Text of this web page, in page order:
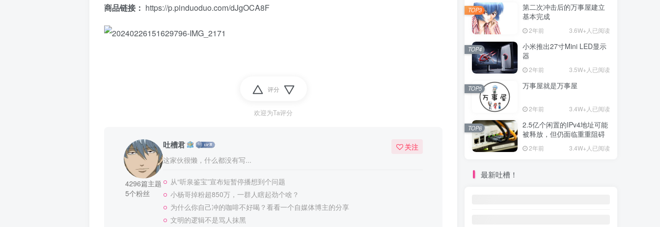
商品链接： https://p.pinduoduo.com/dJgOCA8F
评分
欢迎为Ta评分
4296篇主题
5个粉丝
吐槽君
这家伙很懒，什么都没有写...
关注
从“听泉鉴宝”宣布短暂停播想到个问题
小杨哥掉粉超850万，一群人瞎起劲个啥？
为什么你自己冲的咖啡不好喝？看看一个自媒体博主的分享
文明的逻辑不是骂人抹黑
第二次冲击后的万事屋建立
基本完成
2年前 3.6W+人已阅读
TOP3
小米推出27寸Mini LED显示
器
2年前 3.5W+人已阅读
TOP4
万事屋就是万事屋
2年前 3.4W+人已阅读
TOP5
2.5亿个闲置的IPv4地址可能
被释放，但仍面临重重阻碍
2年前 3.4W+人已阅读
TOP6
最新吐槽！